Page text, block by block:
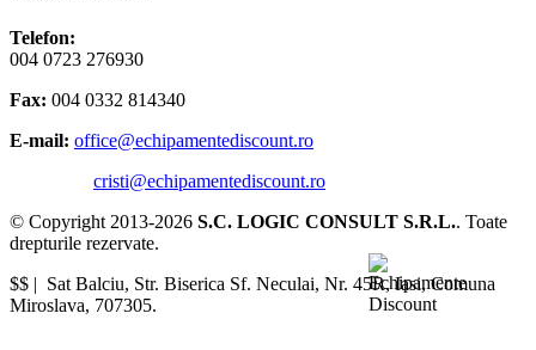
Telefon:
004 0723 276930
Fax: 004 0332 814340
E-mail: office@echipamentediscount.ro
cristi@echipamentediscount.ro
© Copyright 2013-2026 S.C. LOGIC CONSULT S.R.L.. Toate
drepturile rezervate.
$$ | Sat Balciu, Str. Biserica Sf. Neculai, Nr. 45R,Iasi,Comuna
Miroslava, 707305.